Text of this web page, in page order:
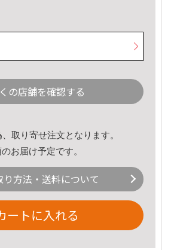
の店舗を確認する
取り寄せ注文となります。
お届け予定です。
り方法・送料について
ートに入れる